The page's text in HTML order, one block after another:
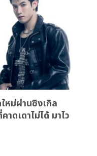
หม่ผ่านซิงเกิล
ดเดาไม่ได้ มาไว